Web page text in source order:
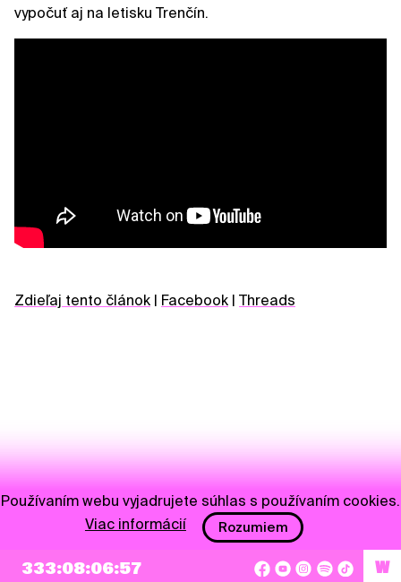
vypočuť aj na letisku Trenčín.
Zdieľaj tento článok Facebook Threads
NEWSLETTER
333:08:06:56 W
Používaním webu vyjadrujete súhlas s používaním cookies.
Viac informácií
Rozumiem